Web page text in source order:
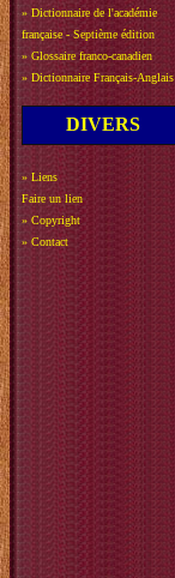
» Dictionnaire de l'académie
française - Septième édition
» Glossaire franco-canadien
» Dictionnaire Français-Anglais
DIVERS
» Liens
Faire un lien
» Copyright
» Contact